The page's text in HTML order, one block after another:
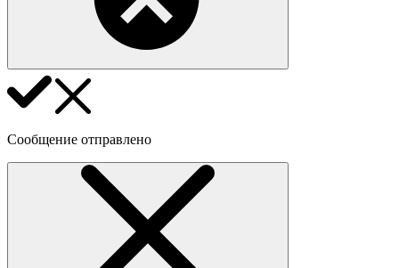
Сообщение отправлено